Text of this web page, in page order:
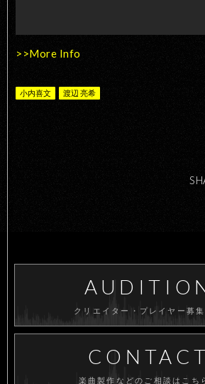
>>More Info
小内喜文 渡辺 亮希
クリエイター・プレイヤー募集
CONTACT
楽曲製作などのご相談はこち